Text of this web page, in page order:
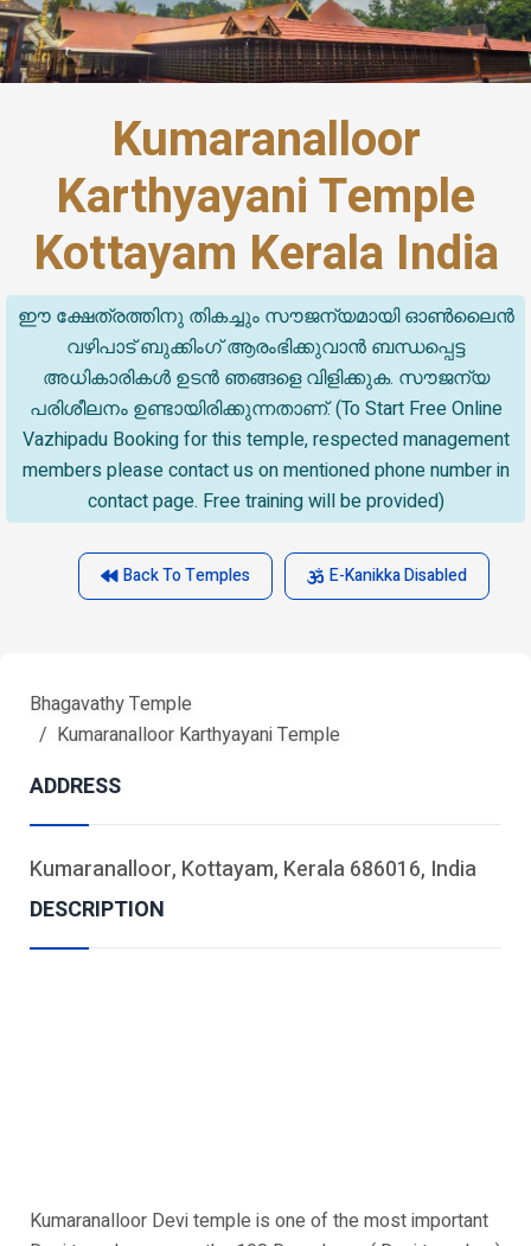
Kumaranalloor
Karthyayani Temple
Kottayam Kerala India
ഈ ക്ഷേത്രത്തിനു തികച്ചും സൗജന്യമായി ഓൺലൈൻ
വഴിപാട് ബുക്കിംഗ് ആരംഭിക്കുവാൻ ബന്ധപ്പെട്ട
അധികാരികൾ ഉടൻ ഞങ്ങളെ വിളിക്കുക. സൗജന്യ
പരിശീലനം ഉണ്ടായിരിക്കുന്നതാണ്. (To Start Free Online
Vazhipadu Booking for this temple, respected management
members please contact us on mentioned phone number in
contact page. Free training will be provided)
Back To Temples E-Kanikka Disabled
Bhagavathy Temple
Kumaranalloor Karthyayani Temple
ADDRESS
Kumaranalloor, Kottayam, Kerala 686016, India
DESCRIPTION
Kumaranalloor Devi temple is one of the most important